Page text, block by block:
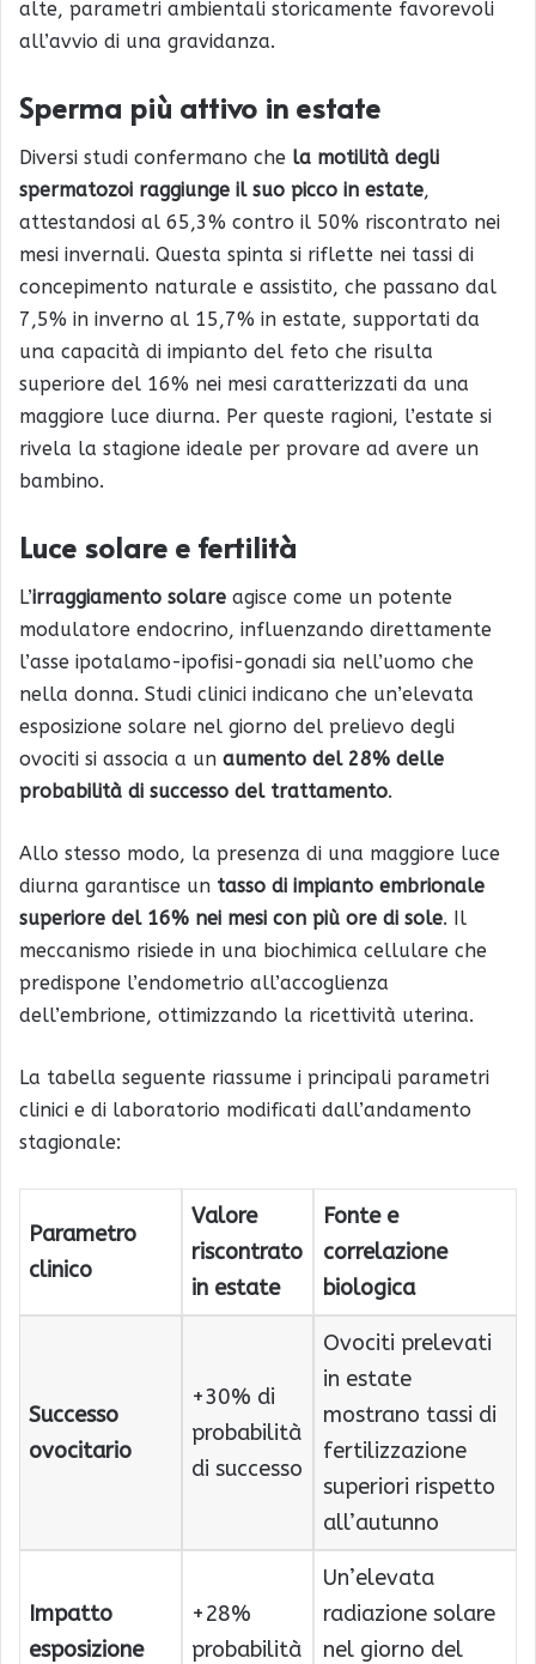
alte, parametri ambientali storicamente favorevoli
all’avvio di una gravidanza.
Sperma più attivo in estate
Diversi studi confermano che la motilità degli
spermatozoi raggiunge il suo picco in estate,
attestandosi al 65,3% contro il 50% riscontrato nei
mesi invernali. Questa spinta si riflette nei tassi di
concepimento naturale e assistito, che passano dal
7,5% in inverno al 15,7% in estate, supportati da
una capacità di impianto del feto che risulta
superiore del 16% nei mesi caratterizzati da una
maggiore luce diurna. Per queste ragioni, l’estate si
rivela la stagione ideale per provare ad avere un
bambino.
Luce solare e fertilità
L’irraggiamento solare agisce come un potente
modulatore endocrino, influenzando direttamente
l’asse ipotalamo-ipofisi-gonadi sia nell’uomo che
nella donna. Studi clinici indicano che un’elevata
esposizione solare nel giorno del prelievo degli
ovociti si associa a un aumento del 28% delle
probabilità di successo del trattamento.
Allo stesso modo, la presenza di una maggiore luce
diurna garantisce un tasso di impianto embrionale
superiore del 16% nei mesi con più ore di sole. Il
meccanismo risiede in una biochimica cellulare che
predispone l’endometrio all’accoglienza
dell’embrione, ottimizzando la ricettività uterina.
La tabella seguente riassume i principali parametri
clinici e di laboratorio modificati dall’andamento
stagionale:
Parametro
clinico
Valore
riscontrato
in estate
Fonte e
correlazione
biologica
Successo
ovocitario
+30% di
probabilità
di successo
Ovociti prelevati
in estate
mostrano tassi di
fertilizzazione
superiori rispetto
all’autunno
Impatto
esposizione
+28%
probabilità
Un’elevata
radiazione solare
nel giorno del